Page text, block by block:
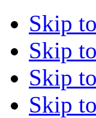
Skip
Skip
Skip
Skip